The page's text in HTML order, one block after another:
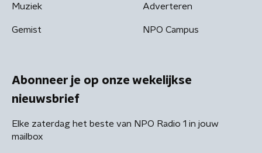
Muziek
Gemist
Adverteren
NPO Campus
Abonneer je op onze wekelijkse
nieuwsbrief
Elke zaterdag het beste van NPO Radio 1 in jouw
mailbox